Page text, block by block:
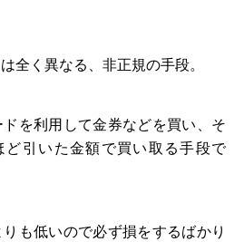
全く異なる、非正規の手段。
を利用して金券などを買い、そ
引いた金額で買い取る手段で
も低いので必ず損をするばかり